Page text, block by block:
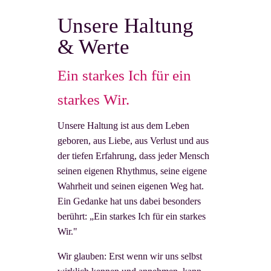
Unsere Haltung
& Werte
Ein starkes Ich für ein
starkes Wir.
Unsere Haltung ist aus dem Leben
geboren, aus Liebe, aus Verlust und aus
der tiefen Erfahrung, dass jeder Mensch
seinen eigenen Rhythmus, seine eigene
Wahrheit und seinen eigenen Weg hat.
Ein Gedanke hat uns dabei besonders
berührt: „Ein starkes Ich für ein starkes
Wir."
Wir glauben: Erst wenn wir uns selbst